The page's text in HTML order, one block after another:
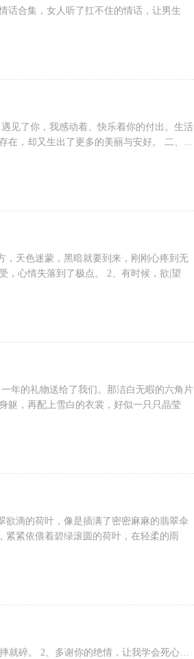
话合集，女人听了扛不住的情话，让男生
见了你，我感动着、快乐着你的付出。生活
在，却又生出了更多的美丽与安好。 二、...
，天色迷蒙，黑暗就要到来，刚刚心疼到无
，心情失落到了极点。 2、有时候，欲|望
年的礼物送给了我们。那洁白无暇的六角片
躯，再配上雪白的衣裳，好似一只只晶莹
欲滴的荷叶，像是插满了密密麻麻的翡翠伞
紧紧依偎着碧绿滚圆的荷叶，在轻柔的雨
就碎。 2、多谢你的绝情，让我学会死心…